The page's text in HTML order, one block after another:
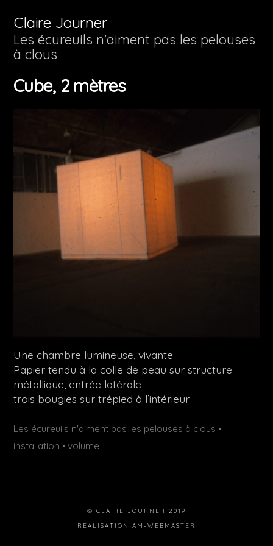
au
contenu
Claire Journer
Les écureuils n'aiment pas les pelouses
à clous
Cube, 2 mètres
Une chambre lumineuse, vivante
Papier tendu à la colle de peau sur structure
métallique, entrée latérale
trois bougies sur trépied à l’intérieur
Publié
dans
Les écureuils n'aiment pas les pelouses à clous Étiquettes :
•
installation • volume
© CLAIRE JOURNER 2019
RÉALISATION AM-WEBMASTER